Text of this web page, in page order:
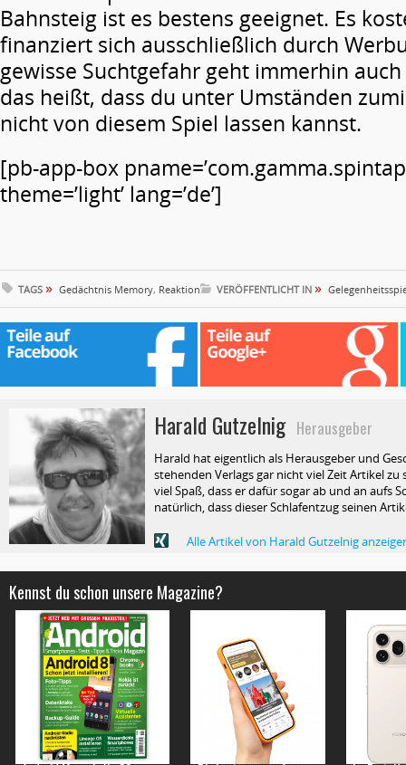
Bahnsteig ist es bestens geeignet. Es
finanziert sich ausschließlich durch
gewisse Suchtgefahr geht immerhin
das heißt, dass du unter Umständen
nicht von diesem Spiel lassen kannst.
[pb-app-box
theme=’light’ lang=’de’]
TAGS » Gedächtnis Memory, Reaktion VERÖFFENTLICHT IN »
Harald GutzelnigHerausgeber
Harald hat eigentlich als Herausgeber und
stehenden Verlags gar nicht viel Zeit Artikel
viel Spaß, dass er dafür sogar ab und an aufs
natürlich, dass dieser Schlafentzug seinen
Alle Artikel von Harald Gutzelnig
Kennst du schon unsere Magazine?